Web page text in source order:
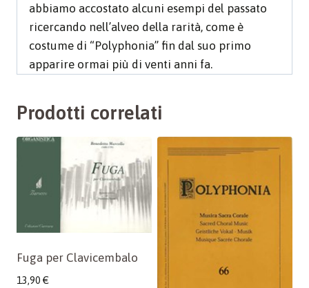
abbiamo accostato alcuni esempi del passato
ricercando nell’alveo della rarità, come è
costume di “Polyphonia” fin dal suo primo
apparire ormai più di venti anni fa.
Prodotti correlati
Fuga per Clavicembalo
13,90 €